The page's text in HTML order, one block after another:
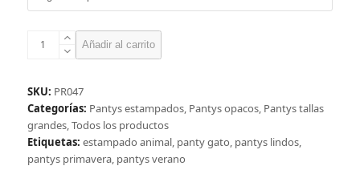
Panty
de
gatos,
gris
cantidad
Añadir al carrito
SKU: PR047
Categorías: Pantys estampados, Pantys opacos, Pantys tallas
grandes,Todos los productos
Etiquetas: estampado animal, panty gato, pantys lindos,
pantys primavera, pantys verano